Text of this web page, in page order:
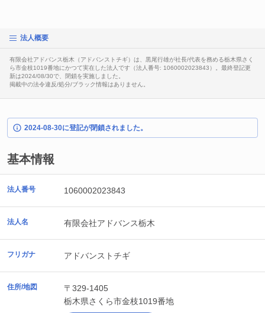
法人概要
有限会社アドバンス栃木（アドバンストチギ）は、黒尾行雄が社長/代表を務める栃木県さく
ら市金枝1019番地にかつて実在した法人です（法人番号: 1060002023843）。最終登記更
新は2024/08/30で、閉鎖を実施しました。
掲載中の法令違反/処分/ブラック情報はありません。
2024-08-30に登記が閉鎖されました。
基本情報
法人番号 1060002023843
法人名 有限会社アドバンス栃木
フリガナ アドバンストチギ
住所/地図
〒329-1405
栃木県さくら市金枝1019番地